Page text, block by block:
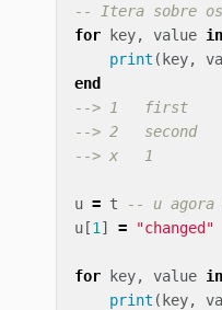
-- Itera sobre os
for key, value in
print (key,
end
--> 1   first
--> 2   second
--> x   1
u = t
-- u agora
u[1 ] = "changed"
for key, value in
print (key,